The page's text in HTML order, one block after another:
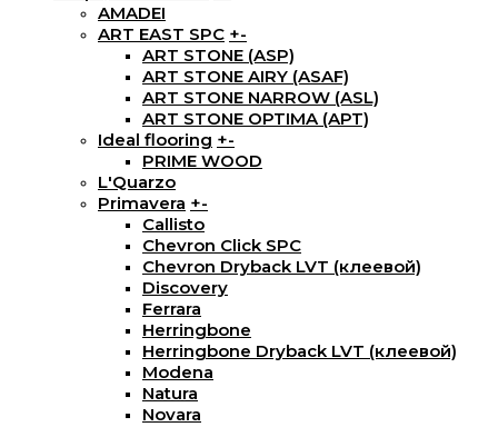
AMADEI
ART EAST SPC +-
ART STONE (ASP)
ART STONE AIRY (ASAF)
ART STONE NARROW (ASL)
ART STONE OPTIMA (APT)
Ideal flooring +-
PRIME WOOD
L'Quarzo
Primavera +-
Callisto
Chevron Click SPC
Chevron Dryback LVT (клеевой)
Discovery
Ferrara
Herringbone
Herringbone Dryback LVT (клеевой)
Modena
Natura
Novara